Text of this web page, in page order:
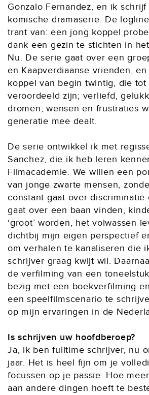
Gonzalo Fernandez, en ik schrijf
komische dramaserie. De
trant van: een jong koppel
dank een gezin te stichten in
Nu. De serie gaat over een
en Kaapverdiaanse vrienden,
koppel van begin twintig, die tot
veroordeeld zijn; verliefd,
dromen, wensen en frustraties
generatie mee dealt.
De serie ontwikkel ik met
Sanchez, die ik heb leren
Filmacademie. We willen een
van jonge zwarte mensen,
constant gaat over discriminatie
gaat over een baan vinden,
‘groot’ worden, het volwassen
dichtbij mijn eigen perspectief
om verhalen te kanaliseren die
schrijver graag kwijt wil.
de verfilming van een
bezig met een boekverfilming
een speelfilmscenario te
op mijn ervaringen in de
Is schrijven uw hoofdberoep?
Ja, ik ben fulltime schrijver, nu
jaar. Het is heel fijn om je
focussen op je passie. Hoe
aan andere dingen hoeft te